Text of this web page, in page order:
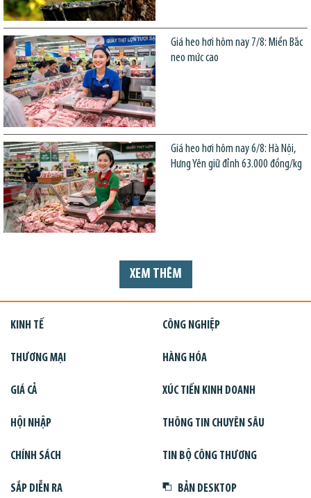
Giá heo hơi hôm nay 7/8: Miền Bắc
neo mức cao
Giá heo hơi hôm nay 6/8: Hà Nội,
Hưng Yên giữ đỉnh 63.000 đồng/kg
XEM THÊM
KINH TẾ CÔNG NGHIỆP
THƯƠNG MẠI HÀNG HÓA
GIÁ CẢ XÚC TIẾN KINH DOANH
HỘI NHẬP THÔNG TIN CHUYÊN SÂU
CHÍNH SÁCH TIN BỘ CÔNG THƯƠNG
SẮP DIỄN RA BẢN DESKTOP